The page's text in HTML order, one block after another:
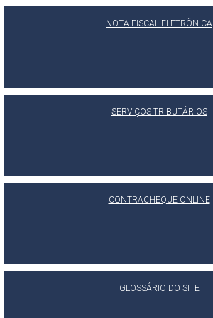
NOTA FISCAL ELETRÔNICA
SERVIÇOS TRIBUTÁRIOS
CONTRACHEQUE ONLINE
GLOSSÁRIO DO SITE